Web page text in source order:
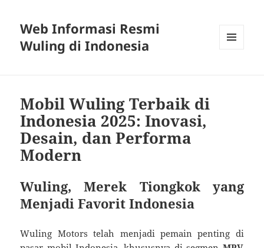
Web Informasi Resmi
Wuling di Indonesia
Mobil Wuling Terbaik di
Indonesia 2025: Inovasi,
Desain, dan Performa
Modern
Wuling, Merek Tiongkok yang
Menjadi Favorit Indonesia
Wuling Motors telah menjadi pemain penting di